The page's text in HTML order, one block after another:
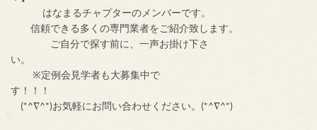
はなまるチャプターのメンバーです。
信頼できる多くの専門業者をご紹介致します。
ご自分で探す前に、一声お掛け下さ
い。
※定例会見学者も大募集中で
す！！！
(*^∇^*)お気軽にお問い合わせください。(*^∇^*)